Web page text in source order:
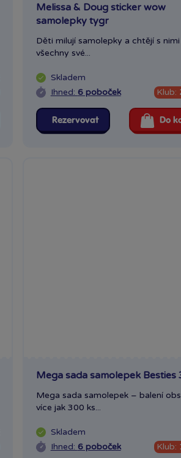
Melissa & Doug sticker wow
samolepky tygr
Děti milují samolepky a chtějí s
všechny své...
Skladem
Ihned: 6 poboček Klub:
Rezervovat Do
Mega sada samolepek Besties
Mega sada samolepek – balení
více jak 300 ks...
Skladem
Ihned: 6 poboček Klub: